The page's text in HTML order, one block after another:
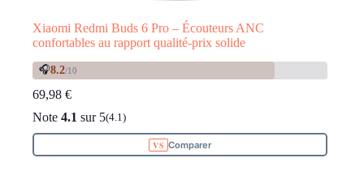
Xiaomi Redmi Buds 6 Pro – Écouteurs ANC
confortables au rapport qualité-prix solide
🎧8.2/10
69,98 €
Note 4.1 sur 5(4.1)
Comparer